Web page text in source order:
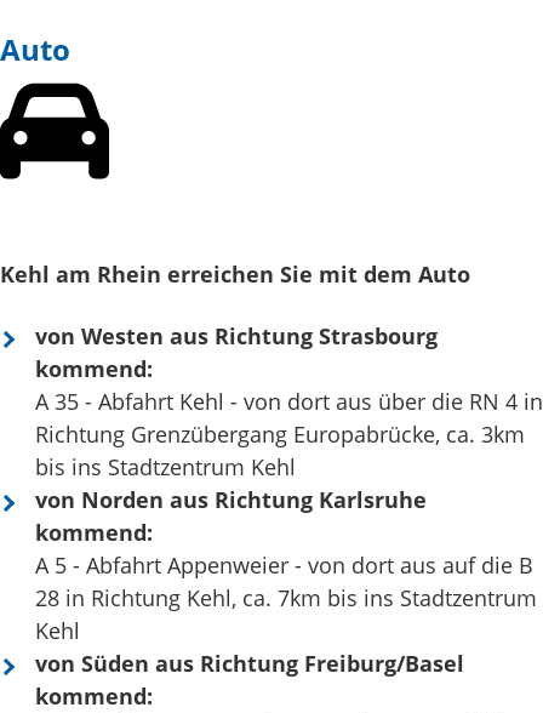
Auto
Kehl am Rhein erreichen Sie mit dem Auto
von Westen aus Richtung Strasbourg
kommend:
A 35 - Abfahrt Kehl - von dort aus über die RN 4 in
Richtung Grenzübergang Europabrücke, ca. 3km
bis ins Stadtzentrum Kehl
von Norden aus Richtung Karlsruhe
kommend:
A 5 - Abfahrt Appenweier - von dort aus auf die B
28 in Richtung Kehl, ca. 7km bis ins Stadtzentrum
Kehl
von Süden aus Richtung Freiburg/Basel
kommend: